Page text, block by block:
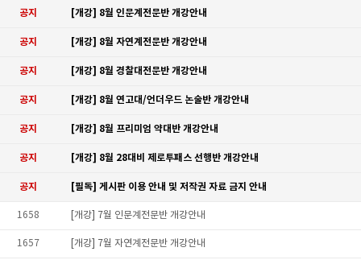
공지 [개강] 8월 인문계전문반 개강안내
공지 [개강] 8월 자연계전문반 개강안내
공지 [개강] 8월 경찰대전문반 개강안내
공지 [개강] 8월 연고대/언더우드 논술반 개강안내
공지 [개강] 8월 프리미엄 약대반 개강안내
공지 [개강] 8월 28대비 제로투패스 선행반 개강안내
공지 [필독] 게시판 이용 안내 및 저작권 자료 금지 안내
1658 [개강] 7월 인문계전문반 개강안내
1657 [개강] 7월 자연계전문반 개강안내